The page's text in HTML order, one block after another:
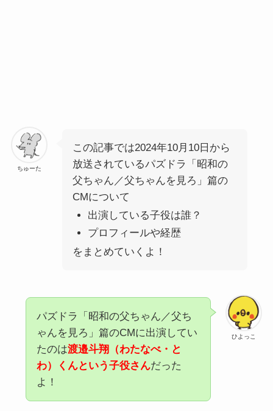
ちゅーた
この記事では2024年10月10日から
放送されているパズドラ「昭和の
父ちゃん／父ちゃんを見ろ」篇の
CMについて
出演している子役は誰？
プロフィールや経歴
をまとめていくよ！
ひよっこ
パズドラ「昭和の父ちゃん／父ち
ゃんを見ろ」篇のCMに出演してい
たのは渡邉斗翔（わたなべ・と
わ）くんという子役さんだった
よ！